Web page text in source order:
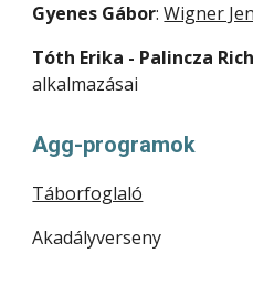
Gyenes Gábor: Wigner
Tóth Erika - Palincza
alkalmazásai
Agg-programok
Táborfoglaló
Akadályverseny